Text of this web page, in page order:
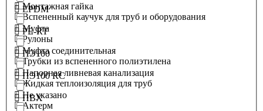
Вспененный каучук для труб и оборудования
Рулоны
Трубки из вспененного полиэтилена
Жидкая теплоизоляция для труб
Актерм
Монтажная гайка
Муфта
Муфта соединительная
Напорная ливневая канализация
Не указано
EPDM
PE-RT
ПЭ100
ПЭ100 RC
ПВХ